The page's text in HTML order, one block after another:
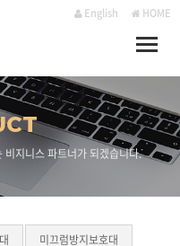
English HOME
Toggle
지니스 파트너가 되겠습니다.
미끄럼방지보호대